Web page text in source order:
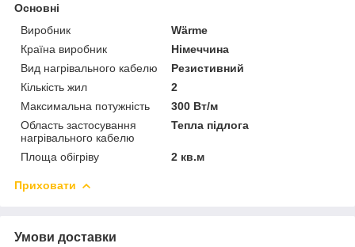
Основні
Виробник
Wärme
Країна виробник
Німеччина
Вид нагрівального кабелю
Резистивний
Кількість жил
2
Максимальна потужність
300 Вт/м
Область застосування
нагрівального кабелю
Тепла підлога
Площа обігріву 2 кв.м
Приховати
Умови доставки